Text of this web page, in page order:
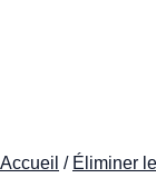
Accueil / Éliminer